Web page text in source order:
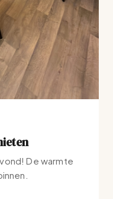
De warmte